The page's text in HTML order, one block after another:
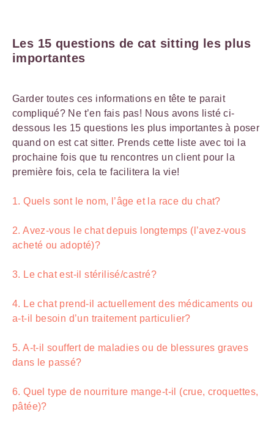
Les 15 questions de cat sitting les plus
importantes
Garder toutes ces informations en tête te parait
compliqué? Ne t’en fais pas! Nous avons listé ci-
dessous les 15 questions les plus importantes à poser
quand on est cat sitter. Prends cette liste avec toi la
prochaine fois que tu rencontres un client pour la
première fois, cela te facilitera la vie!
1. Quels sont le nom, l’âge et la race du chat?
2. Avez-vous le chat depuis longtemps (l’avez-vous
acheté ou adopté)?
3. Le chat est-il stérilisé/castré?
4. Le chat prend-il actuellement des médicaments ou
a-t-il besoin d’un traitement particulier?
5. A-t-il souffert de maladies ou de blessures graves
dans le passé?
6. Quel type de nourriture mange-t-il (crue, croquettes,
pâtée)?